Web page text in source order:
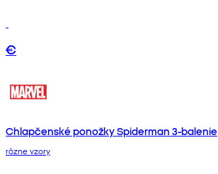
€
Chlapčenské ponožky Spiderman 3-balenie
rôzne vzory